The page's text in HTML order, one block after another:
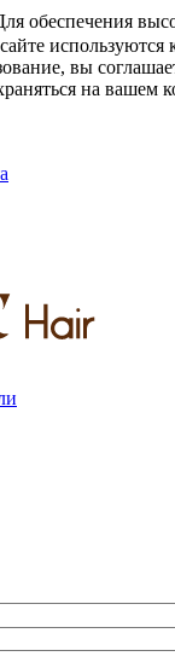
обеспечения
используются
вы
на вашем